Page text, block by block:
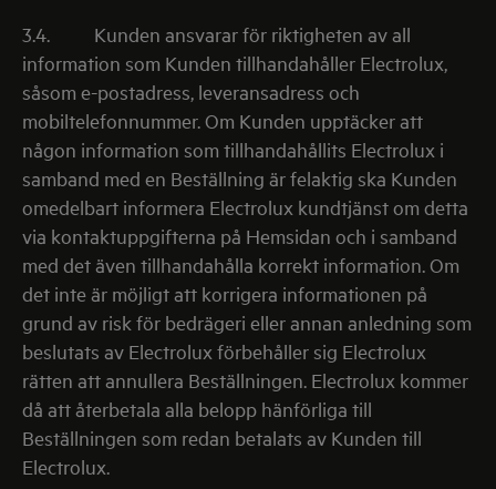
3.4. Kunden ansvarar för riktigheten av all
information som Kunden tillhandahåller Electrolux,
såsom e-postadress, leveransadress och
mobiltelefonnummer. Om Kunden upptäcker att
någon information som tillhandahållits Electrolux i
samband med en Beställning är felaktig ska Kunden
omedelbart informera Electrolux kundtjänst om detta
via kontaktuppgifterna på Hemsidan och i samband
med det även tillhandahålla korrekt information. Om
det inte är möjligt att korrigera informationen på
grund av risk för bedrägeri eller annan anledning som
beslutats av Electrolux förbehåller sig Electrolux
rätten att annullera Beställningen. Electrolux kommer
då att återbetala alla belopp hänförliga till
Beställningen som redan betalats av Kunden till
Electrolux.